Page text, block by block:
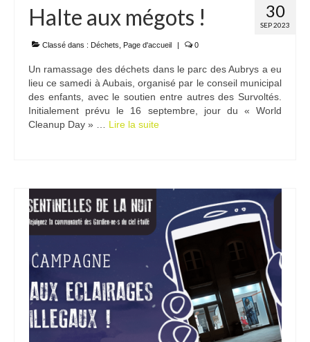
30
SEP 2023
Halte aux mégots !
Classé dans : Déchets Page d'accueil | 0
Un ramassage des déchets dans le parc des Aubrys a eu
lieu ce samedi à Aubais, organisé par le conseil municipal
des enfants, avec le soutien entre autres des Survoltés.
Initialement prévu le 16 septembre, jour du « World
Cleanup Day » … Lire la suite­­